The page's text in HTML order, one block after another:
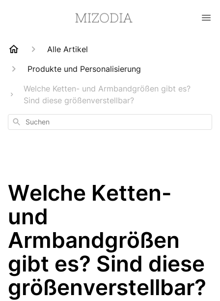
Alle Artikel
Produkte und Personalisierung
Welche Ketten- und Armbandgrößen gibt es?
Sind diese größenverstellbar?
Suchen
Welche Ketten-
und
Armbandgrößen
gibt es? Sind diese
größenverstellbar?